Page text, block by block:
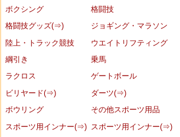
ボクシング
格闘技
格闘技グッズ(⇒)
ジョギング・マラソン
陸上・トラック競技
ウエイトリフティング
綱引き
乗馬
ラクロス
ゲートボール
ビリヤード(⇒)
ダーツ(⇒)
ボウリング
その他スポーツ用品
スポーツ用インナー(⇒)
スポーツ用インナー(⇒)